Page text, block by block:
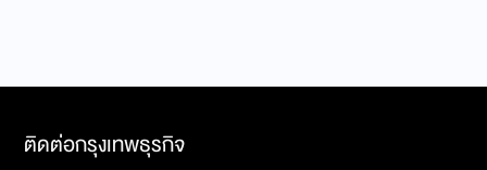
ติดต่อกรุงเทพธุรกิจ